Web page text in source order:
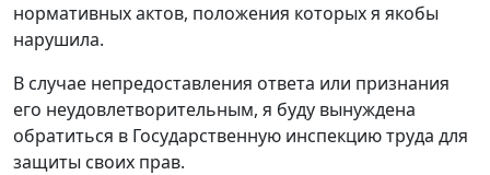
нормативных актов, положения которых я якобы
нарушила.
В случае непредоставления ответа или признания
его неудовлетворительным, я буду вынуждена
обратиться в Государственную инспекцию труда для
защиты своих прав.